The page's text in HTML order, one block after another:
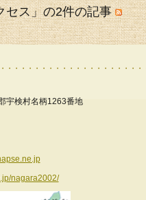
ス」の2件の記事
宇検村名柄1263番地
nagara2002/